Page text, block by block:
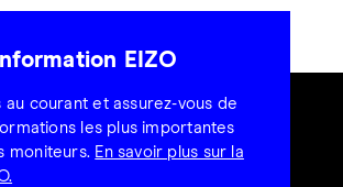
EIZO
au courant et assurez-vous de
les plus importantes
moniteurs. En savoir plus sur la